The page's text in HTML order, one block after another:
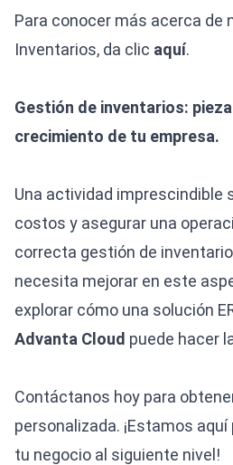
Para conocer más acerca de
Inventarios, da clic aquí.
Gestión de inventarios: pieza
crecimiento de tu empresa.
Una actividad imprescindible
costos y asegurar una
correcta gestión de
necesita mejorar en este
explorar cómo una solución
Advanta Cloud puede hacer
Contáctanos hoy para
personalizada. ¡Estamos
tu negocio al siguiente nivel!